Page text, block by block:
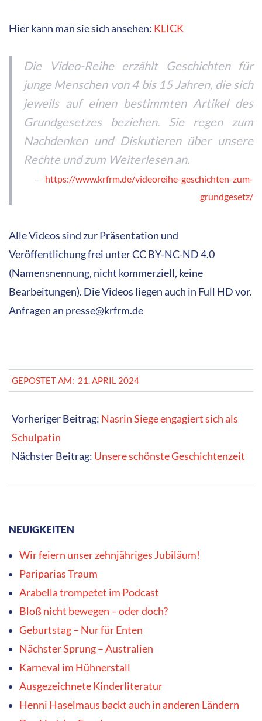
Hier kann man sie sich ansehen: KLICK
Die Video-Reihe erzählt Geschichten für
junge Menschen von 4 bis 15 Jahren, die sich
jeweils auf einen bestimmten Artikel des
Grundgesetzes beziehen. Sie regen zum
Nachdenken und Diskutieren über unsere
Rechte und zum Weiterlesen an.
https://www.krfrm.de/videoreihe-geschichten-zum-
grundgesetz/
Alle Videos sind zur Präsentation und
Veröffentlichung frei unter CC BY-NC-ND 4.0
(Namensnennung, nicht kommerziell, keine
Bearbeitungen). Die Videos liegen auch in Full HD vor.
Anfragen an presse@krfrm.de
2024-
21
GEPOSTET AM: 21. APRIL 2024
Vorheriger Beitrag: Nasrin Siege engagiert sich als
Schulpatin
Nächster Beitrag: Unsere schönste Geschichtenzeit
NEUIGKEITEN
Wir feiern unser zehnjähriges Jubiläum!
Pariparias Traum
Arabella trompetet im Podcast
Bloß nicht bewegen – oder doch?
Geburtstag – Nur für Enten
Nächster Sprung – Australien
Karneval im Hühnerstall
Ausgezeichnete Kinderliteratur
Henni Haselmaus backt auch in anderen Ländern